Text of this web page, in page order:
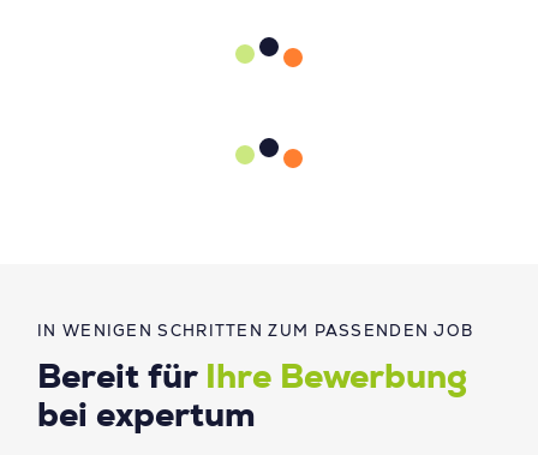
IN WENIGEN SCHRITTEN ZUM PASSENDEN JOB
Bereit für
Ihre Bewerbung
bei expertum